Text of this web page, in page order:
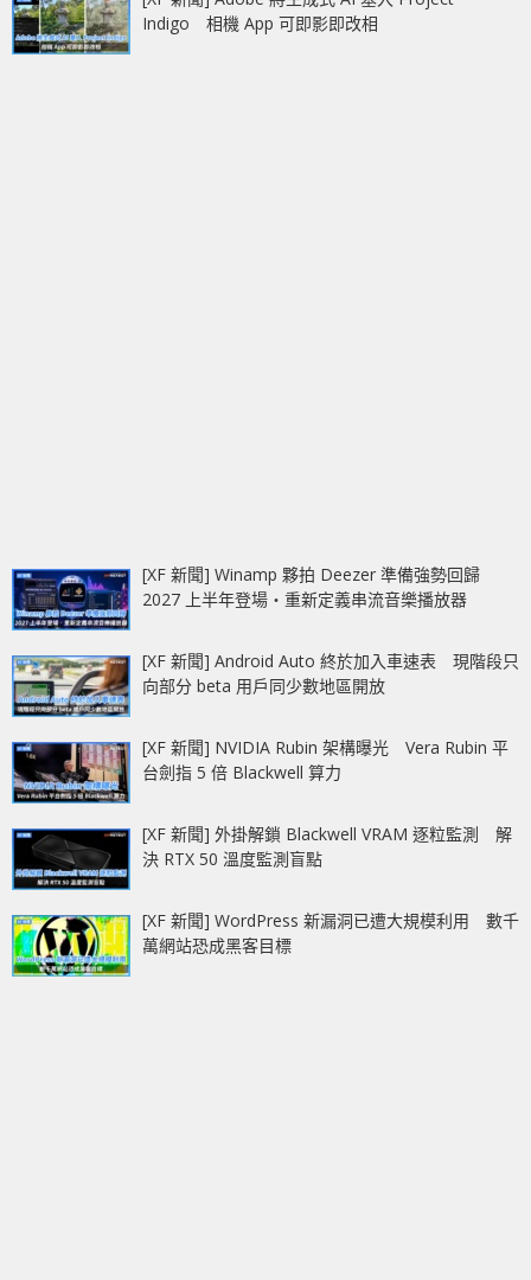
Indigo 相機 App 可即影即改相
[XF 新聞] Winamp 夥拍 Deezer 準備強勢回歸
2027 上半年登場‧重新定義串流音樂播放器
[XF 新聞] Android Auto 終於加入車速表 現階段只
向部分 beta 用戶同少數地區開放
[XF 新聞] NVIDIA Rubin 架構曝光 Vera Rubin 平
台劍指 5 倍 Blackwell 算力
[XF 新聞] 外掛解鎖 Blackwell VRAM 逐粒監測 解
決 RTX 50 溫度監測盲點
[XF 新聞] WordPress 新漏洞已遭大規模利用 數千
萬網站恐成黑客目標